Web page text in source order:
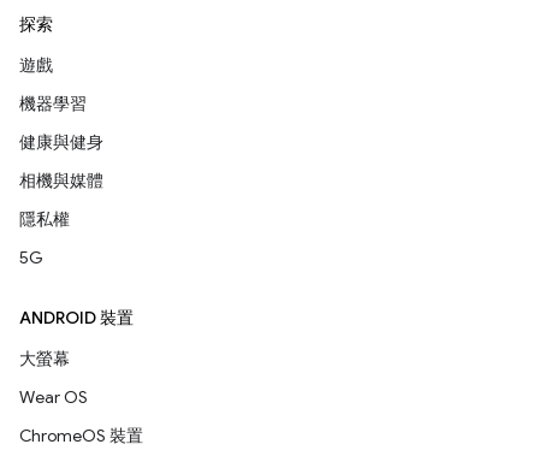
探索
遊戲
機器學習
健康與健身
相機與媒體
隱私權
5G
ANDROID 裝置
大螢幕
Wear OS
ChromeOS 裝置